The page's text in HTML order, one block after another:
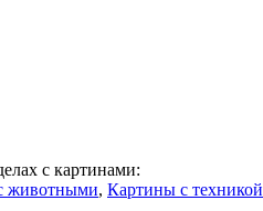
с картинами:
животными, Картины с техникой